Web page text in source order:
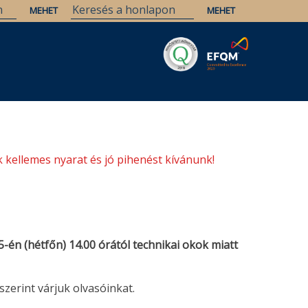
nyarat és jó pihenést kívánunk!
én (hétfőn) 14.00 órátóltechnikai okok miatt
várjuk olvasóinkat.